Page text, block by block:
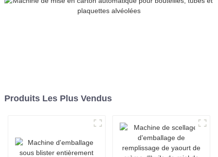
Produits Les Plus Vendus